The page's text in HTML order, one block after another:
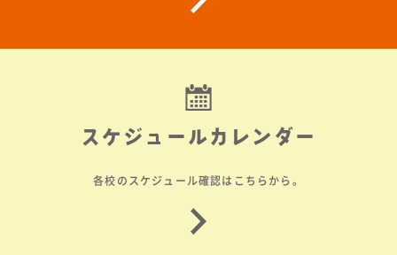
スケジュールカレンダー
各校のスケジュール確認はこちらから。